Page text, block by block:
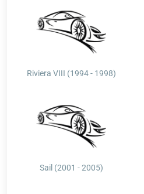
Riviera VIII (1994 - 1998)
Sail (2001 - 2005)